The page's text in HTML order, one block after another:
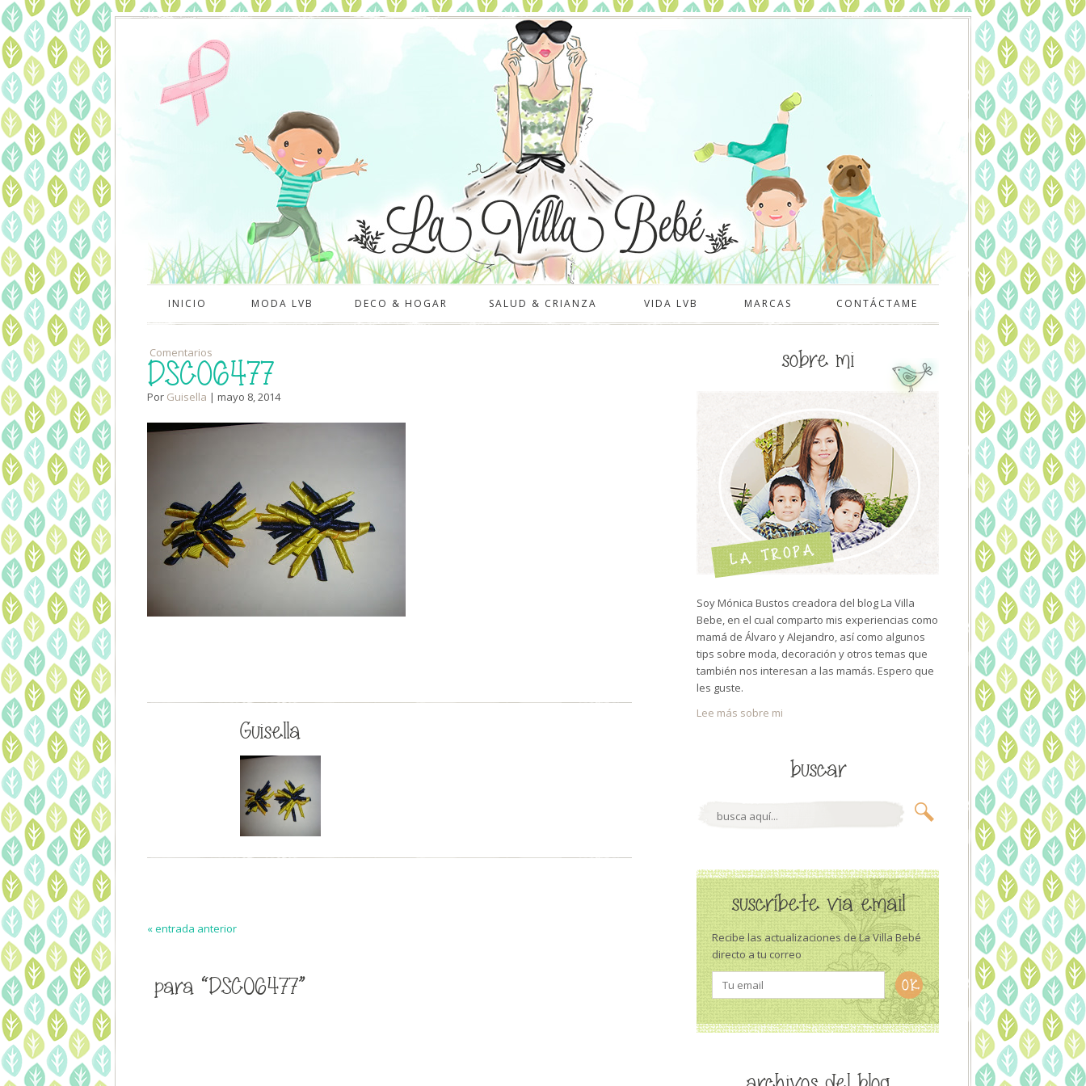
INICIO MODA LVB DECO & HOGAR SALUD & CRIANZA VIDA LVB MARCAS CONTÁCTAME
Comentarios
DSC06477
Por Guisella | mayo 8, 2014
Guisella
« entrada anterior
para “DSC06477”
sobre mi
Soy Mónica Bustos creadora del blog La Villa
Bebe, en el cual comparto mis experiencias como
mamá de Álvaro y Alejandro, así como algunos
tips sobre moda, decoración y otros temas que
también nos interesan a las mamás. Espero que
les guste.
Lee más sobre mi
buscar
suscríbete via email
Recibe las actualizaciones de La Villa Bebé
directo a tu correo